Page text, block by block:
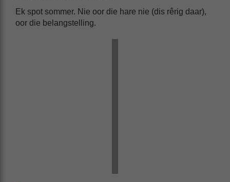
Ek spot sommer. Nie oor die hare nie (dis rêrig daar),
oor die belangstelling.